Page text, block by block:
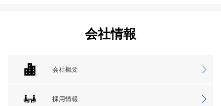
会社情報
会社概要
採用情報